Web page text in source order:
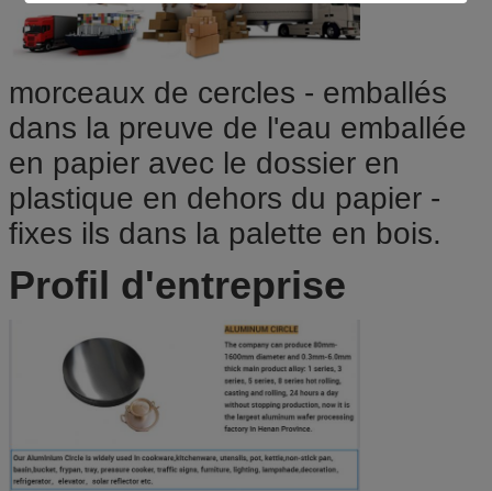
morceaux de cercles - emballés
dans la preuve de l'eau emballée
en papier avec le dossier en
plastique en dehors du papier -
fixes ils dans la palette en bois.
Profil d'entreprise